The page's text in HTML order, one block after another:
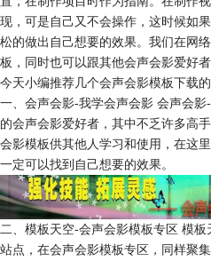
现，可是自己又不会操作，这时候如
松的做出自己想要的效果。我们在网
板，同时也可以跟其他会声会影爱好
今天小编推荐几个会声会影模板下载的
一、会声会影-我学会声会影 会声会
的会声会影爱好者，其中不乏许多高
会影模板供其他人学习和使用，在这
一定可以找到自己想要的效果。
二、模板天空-会声会影模板专区 模
站点，在会声会影模板专区，同样聚